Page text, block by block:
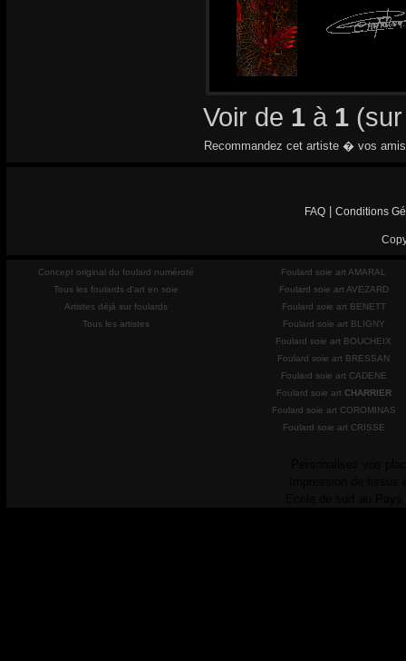
Voir de 1 à 1
Recommandez cet artiste � vos
FAQ Conditions
Concept original du foulard numéroté
Tous les foulards d'art en soie
Artistes déjà sur foulards
Tous les artistes
Foulard soie art AMARAL
Foulard soie art AVEZARD
Foulard soie art BENETT
Foulard soie art BLIGNY
Foulard soie art BOUCHEIX
Foulard soie art BRESSAN
Foulard soie art CADENE
Foulard soie art CHARRIER
Foulard soie art COROMINAS
Foulard soie art CRISSE